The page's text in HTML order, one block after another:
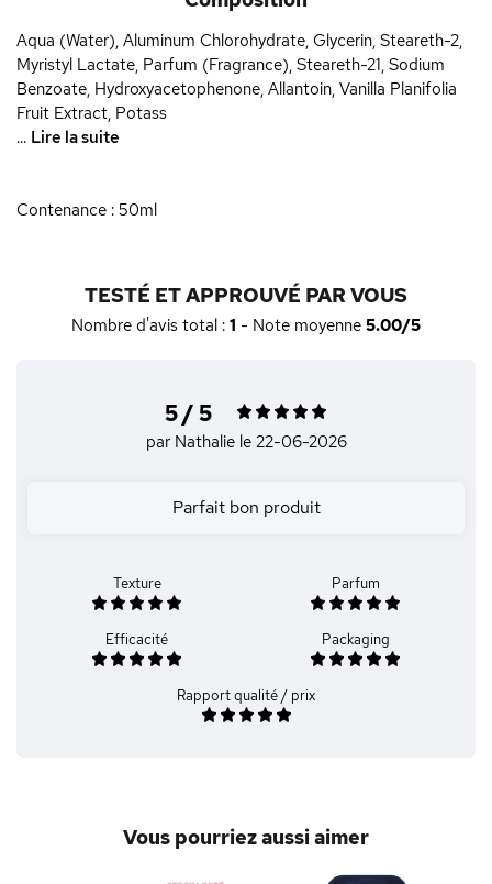
Aqua (Water), Aluminum Chlorohydrate, Glycerin, Steareth-2,
Myristyl Lactate, Parfum (Fragrance), Steareth-21, Sodium
Benzoate, Hydroxyacetophenone, Allantoin, Vanilla Planifolia
Fruit Extract, Potass
... Lire la suite
Contenance : 50ml
TESTÉ ET APPROUVÉ PAR VOUS
Nombre d'avis total : 1 - Note moyenne 5.00/5
5 / 5
par Nathalie le 22-06-2026
Parfait bon produit
Texture Parfum
Efficacité Packaging
Rapport qualité / prix
Vous pourriez aussi aimer